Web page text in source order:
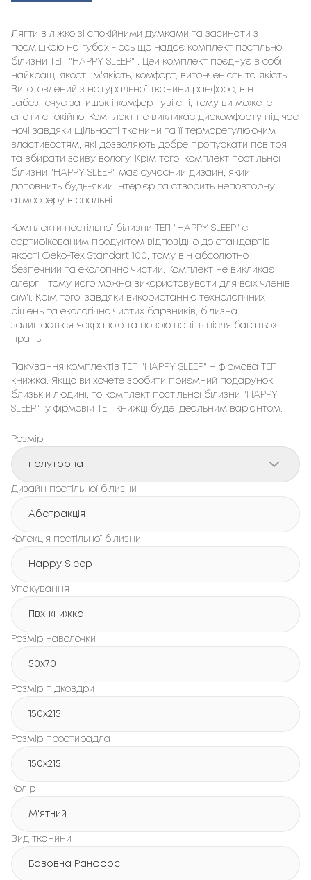
Лягти в ліжко зі спокійними думками та засинати з
посмішкою на губах - ось що надає комплект постільної
білизни ТЕП "HAPPY SLEEP" . Цей комплект поєднує в собі
найкращі якості: м'якість, комфорт, витонченість та якість.
Виготовлений з натуральної тканини ранфорс, він
забезпечує затишок і комфорт уві сні, тому ви можете
спати спокійно. Комплект не викликає дискомфорту під час
ночі завдяки щільності тканини та її терморегулюючим
властивостям, які дозволяють добре пропускати повітря
та вбирати зайву вологу. Крім того, комплект постільної
білизни "HAPPY SLEEP" має сучасний дизайн, який
доповнить будь-який інтер'єр та створить неповторну
атмосферу в спальні.
Комплекти постільної білизни ТЕП "HAPPY SLEEP" є
сертифікованим продуктом відповідно до стандартів
якості Oeko-Tex Standart 100, тому він абсолютно
безпечний та екологічно чистий. Комплект не викликає
алергії, тому його можна використовувати для всіх членів
сім'ї. Крім того, завдяки використанню технологічних
рішень та екологічно чистих барвників, білизна
залишається яскравою та новою навіть після багатьох
прань.
Пакування комплектів ТЕП "HAPPY SLEEP" – фірмовa ТЕП
книжка. Якщо ви хочете зробити приємний подарунок
близькій людині, то комплект постільної білизни "HAPPY
SLEEP"  у фірмовій ТЕП книжці буде ідеальним варіантом.
Розмір
полуторна
Дизайн постільної білизни
Абстракція
Колекція постільної білизни
Happy Sleep
Упакування
Пвх-книжка
Розмір наволочки
50x70
Розмір підковдри
150х215
Розмір простирадла
150х215
Колір
М'ятний
Вид тканини
Бавовна Ранфорс